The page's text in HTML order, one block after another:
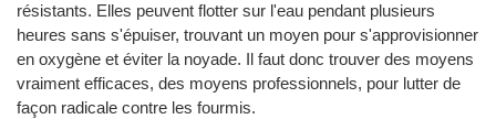
résistants. Elles peuvent flotter sur l'eau pendant plusieurs
heures sans s'épuiser, trouvant un moyen pour s'approvisionner
en oxygène et éviter la noyade. Il faut donc trouver des moyens
vraiment efficaces, des moyens professionnels, pour lutter de
façon radicale contre les fourmis.